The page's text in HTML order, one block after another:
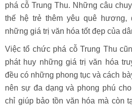
phá cỗ Trung Thu. Những câu
thế hệ trẻ thêm yêu quê hương,
những giá trị văn hóa tốt đẹp của
Việc tổ chức phá cỗ Trung Thu
phát huy những giá trị văn hóa
đều có những phong tục và cách
nên sự đa dạng và phong phú
chỉ giúp bảo tồn văn hóa mà còn